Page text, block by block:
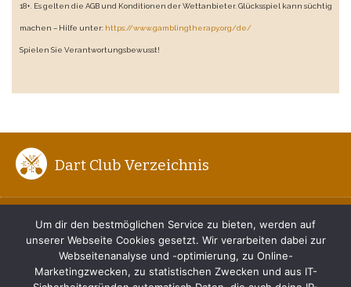
18+. Es gelten die AGB und Konditionen der Wettanbieter. Glücksspiel kann süchtig
machen – Hilfe unter: https://www.gamblingtherapy.org/de/
Spielen Sie Verantwortungsbewusst!
Dart Club Verzeichnis
DER RICHTIGE DARTWURF
Um dir den bestmöglichen Service zu bieten, werden auf
unserer Webseite Cookies gesetzt. Wir verarbeiten dabei zur
Webseitenanalyse und -optimierung, zu Online-
Marketingzwecken, zu statistischen Zwecken und aus IT-